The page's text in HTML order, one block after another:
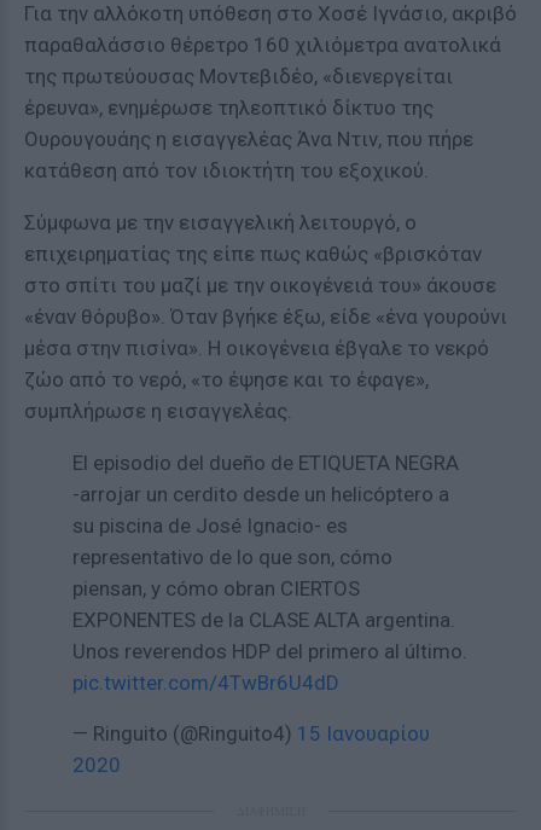
Για την αλλόκοτη υπόθεση στο Χοσέ Ιγνάσιο, ακριβό
παραθαλάσσιο θέρετρο 160 χιλιόμετρα ανατολικά
της πρωτεύουσας Μοντεβιδέο, «διενεργείται
έρευνα», ενημέρωσε τηλεοπτικό δίκτυο της
Ουρουγουάης η εισαγγελέας Άνα Ντιν, που πήρε
κατάθεση από τον ιδιοκτήτη του εξοχικού.
Σύμφωνα με την εισαγγελική λειτουργό, ο
επιχειρηματίας της είπε πως καθώς «βρισκόταν
στο σπίτι του μαζί με την οικογένειά του» άκουσε
«έναν θόρυβο». Όταν βγήκε έξω, είδε «ένα γουρούνι
μέσα στην πισίνα». Η οικογένεια έβγαλε το νεκρό
ζώο από το νερό, «το έψησε και το έφαγε»,
συμπλήρωσε η εισαγγελέας.
El episodio del dueño de ETIQUETA NEGRA
-arrojar un cerdito desde un helicóptero a
su piscina de José Ignacio- es
representativo de lo que son, cómo
piensan, y cómo obran CIERTOS
EXPONENTES de la CLASE ALTA argentina.
Unos reverendos HDP del primero al último.
pic.twitter.com/4TwBr6U4dD
— Ringuito (@Ringuito4) 15 Ιανουαρίου
2020